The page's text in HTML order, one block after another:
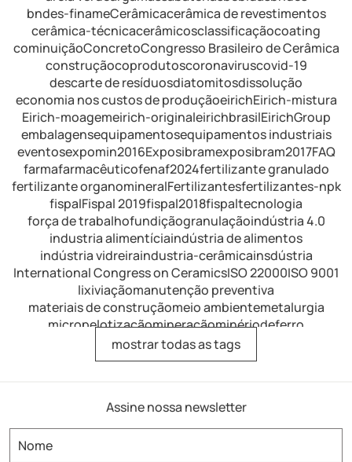
bndes-finameCerâmicacerâmica de revestimentos
cerâmica-técnicacerâmicosclassificaçãocoating
cominuiçãoConcretoCongresso Brasileiro de Cerâmica
construçãocoprodutoscoronaviruscovid-19
descarte de resíduosdiatomitosdissolução
economia nos custos de produçãoeirichEirich-mistura
Eirich-moagemeirich-originaleirichbrasilEirichGroup
embalagensequipamentosequipamentos industriais
eventosexpomin2016Exposibramexposibram2017FAQ
farmafarmacêuticofenaf2024fertilizante granulado
fertilizante organomineralFertilizantesfertilizantes-npk
fispalFispal 2019fispal2018fispaltecnologia
força de trabalhofundiçãogranulaçãoindústria 4.0
industria alimentíciaindústria de alimentos
indústria vidreiraindustria-cerâmicainsdústria
International Congress on CeramicsISO 22000ISO 9001
lixiviaçãomanutenção preventiva
materiais de construçãomeio ambientemetalurgia
micropelotizaçãomineraçãominériodeferro
minérios de ferromisturamistura de fertilizantes
mistura intensivamistura-industrialmisturador
misturador para argamassamisturador para fertilizantes
misturador para refratáriosmisturador-eirich
misturador-industrial
mostrar todas as tags
Assine nossa newsletter